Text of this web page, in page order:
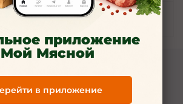
Мой Мясной
О компании
приложение
Мой Мясной
в приложение